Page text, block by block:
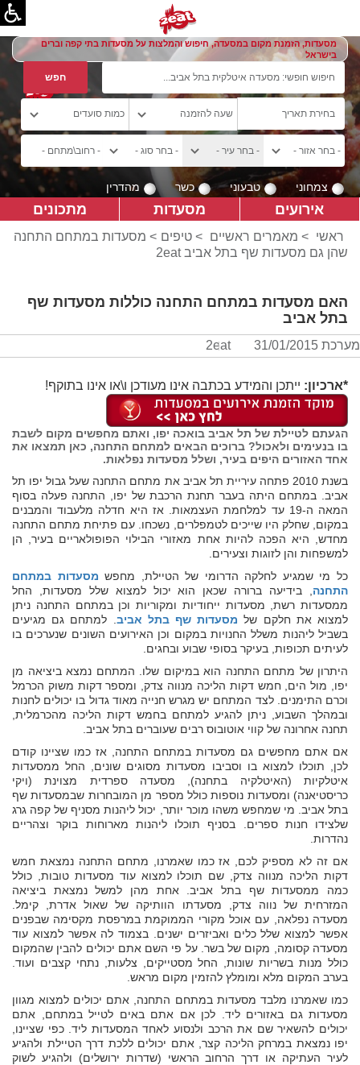
מסעדות, הזמנת מקום במסעדה, חיפוש והמלצות על מסעדות בתי קפה וברים
בישראל
צמחוני טבעוני כשר מהדרין
אירועים מסעדות מתכונים
ראשי > מאמרים ראשיים > טיפים > מסעדות במתחם התחנה
שהן גם מסעדות שף בתל אביב 2eat
האם מסעדות במתחם התחנה כוללות מסעדות שף
בתל אביב
מערכת 2eat 31/01/2015
*ארכיון: ייתכן והמידע בכתבה אינו מעודכן ו\או אינו בתוקף!
הגעתם לטיילת של תל אביב בואכה יפו, ואתם מחפשים מקום לשבת
בו בנעימים ולאכול? ברוכים הבאים למתחם התחנה, כאן תמצאו את
אחד האזורים היפים בעיר, ושלל מסעדות נפלאות.
בשנת 2010 פתחה עיריית תל אביב את מתחם התחנה שעל גבול יפו תל
אביב. במתחם היתה בעבר תחנת הרכבת של יפו, התחנה פעלה בסוף
המאה ה-19 עד למלחמת העצמאות. אז היא חדלה מלעבוד והמבנים
במקום, שחלק היו שייכים לטמפלרים, נשכחו. עם פתיחת מתחם התחנה
מחדש, היא הפכה להיות אחת מאזורי הבילוי הפופולאריים בעיר, הן
למשפחות והן לזוגות וצעירים.
כל מי שמגיע לחלקה הדרומי של הטיילת, מחפש מסעדות במתחם
התחנה , בידיעה ברורה שכאן הוא יכול למצוא שלל מסעדות, החל
ממסעדות רשת, מסעדות ייחודיות ומקוריות וכן במתחם התחנה ניתן
למצוא את חלקם של מסעדות שף בתל אביב . למתחם גם מגיעים
בשביל ליהנות משלל החנויות במקום וכן האירועים השונים שנערכים בו
לעיתים תכופות, בעיקר בסופי שבוע ובחגים.
היתרון של מתחם התחנה הוא במיקום שלו. המתחם נמצא ביציאה מן
יפו, מול הים, חמש דקות הליכה מנווה צדק, ומספר דקות משוק הכרמל
וכרם התימנים. לצד המתחם יש מגרש חנייה מאוד גדול בו יכולים לחנות
ובמהלך השבוע, ניתן להגיע למתחם בחמש דקות הליכה מהכרמלית,
תחנה אחרונה של קווי אוטובוס רבים שעוברים בתל אביב.
אם אתם מחפשים גם מסעדות במתחם התחנה, אז כמו שציינו קודם
לכן, תוכלו למצוא בו וסביבו מסעדות מסוגים שונים, החל ממסעדות
איטלקיות (האיטלקיה בתחנה), מסעדה ספרדית מצוינת (ויקי
כריסטיאנה) ומסעדות נוספות כולל מספר מן המובחרות שבמסעדות שף
בתל אביב. מי שמחפש משהו מוכר יותר, יכול ליהנות מסניף של קפה גרג
שלצידו חנות ספרים. בסניף תוכלו ליהנות מארוחות בוקר וצהריים
נהדרות.
אם זה לא מספיק לכם, אז כמו שאמרנו, מתחם התחנה נמצאת חמש
דקות הליכה מנווה צדק, שם תוכלו למצוא עוד מסעדות טובות, כולל
כמה ממסעדות שף בתל אביב. אחת מהן למשל נמצאת ביציאה
המזרחית של נווה צדק, מסעדתו הוותיקה של שאול אדרת, קימל.
מסעדה נפלאה, עם אוכל מקורי הממוקמת במרפסת מקסימה שבפנים
אפשר למצוא שלל כלים ואביזרים ישנים. בצמוד לה אפשר למצוא עוד
מסעדה קסומה, מקום של בשר. על פי השם אתם יכולים להבין שהמקום
כולל מנות בשריות שונות, החל מסטייקים, צלעות, נתחי קצבים ועוד.
בערב המקום מלא ומומלץ להזמין מקום מראש.
כמו שאמרנו מלבד מסעדות במתחם התחנה, אתם יכולים למצוא מגוון
מסעדות גם באזורים ליד. לכן אם אתם באים לטייל במתחם, אתם
יכולים להשאיר שם את הרכב ולנסוע לאחד המסעדות ליד. כפי שציינו,
יפו נמצאת במרחק הליכה קצר, אתם יכולים ללכת דרך הטיילת ולהגיע
לעיר העתיקה או דרך הרחוב הראשי (שדרות ירושלים) ולהגיע לשוק